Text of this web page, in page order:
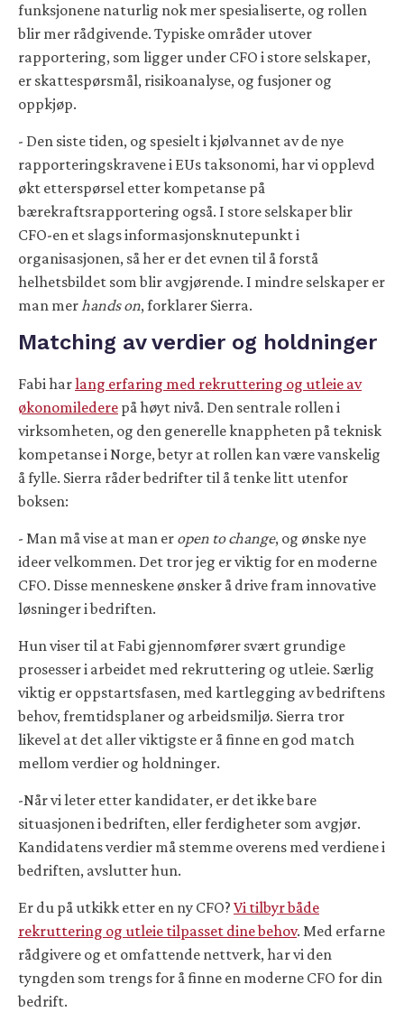
funksjonene naturlig nok mer spesialiserte, og rollen
blir mer rådgivende. Typiske områder utover
rapportering, som ligger under CFO i store selskaper,
er skattespørsmål, risikoanalyse, og fusjoner og
oppkjøp.
- Den siste tiden, og spesielt i kjølvannet av de nye
rapporteringskravene i EUs taksonomi, har vi opplevd
økt etterspørsel etter kompetanse på
bærekraftsrapportering også. I store selskaper blir
CFO-en et slags informasjonsknutepunkt i
organisasjonen, så her er det evnen til å forstå
helhetsbildet som blir avgjørende. I mindre selskaper er
man merhands on, forklarer Sierra.
Matching av verdier og holdninger
Fabi harlang erfaring med rekruttering og utleie av
økonomiledere på høyt nivå. Den sentrale rollen i
virksomheten, og den generelle knappheten på teknisk
kompetanse i Norge, betyr at rollen kan være vanskelig
å fylle. Sierra råder bedrifter til å tenke litt utenfor
boksen:
- Man må vise at man er open to change, og ønske nye
ideer velkommen. Det tror jeg er viktig for en moderne
CFO. Disse menneskene ønsker å drive fram innovative
løsninger i bedriften.
Hun viser til at Fabi gjennomfører svært grundige
prosesser i arbeidet med rekruttering og utleie. Særlig
viktig er oppstartsfasen, med kartlegging av bedriftens
behov, fremtidsplaner og arbeidsmiljø. Sierra tror
likevel at det aller viktigste er å finne en god match
mellom verdier og holdninger.
-Når vi leter etter kandidater, er det ikke bare
situasjonen i bedriften, eller ferdigheter som avgjør.
Kandidatens verdier må stemme overens med verdiene i
bedriften, avslutter hun.
Er du på utkikk etter en ny CFO? Vi tilbyr både
rekruttering og utleie tilpasset dine behov. Med erfarne
rådgivere og et omfattende nettverk, har vi den
tyngden som trengs for å finne en moderne CFO for din
bedrift.